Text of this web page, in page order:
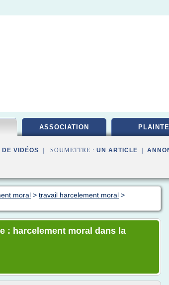
ASSOCIATION PLAINTE
VIDÉOS | SOUMETTRE : UN ARTICLE
moral > travail harcelement moral >
: harcelement moral dans la